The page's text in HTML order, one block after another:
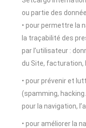
ou partie des
• pour permettre la
la traçabilité des
par l’utilisateur :
du Site, facturation,
• pour prévenir et
(spamming,
pour la navigation,
• pour améliorer la